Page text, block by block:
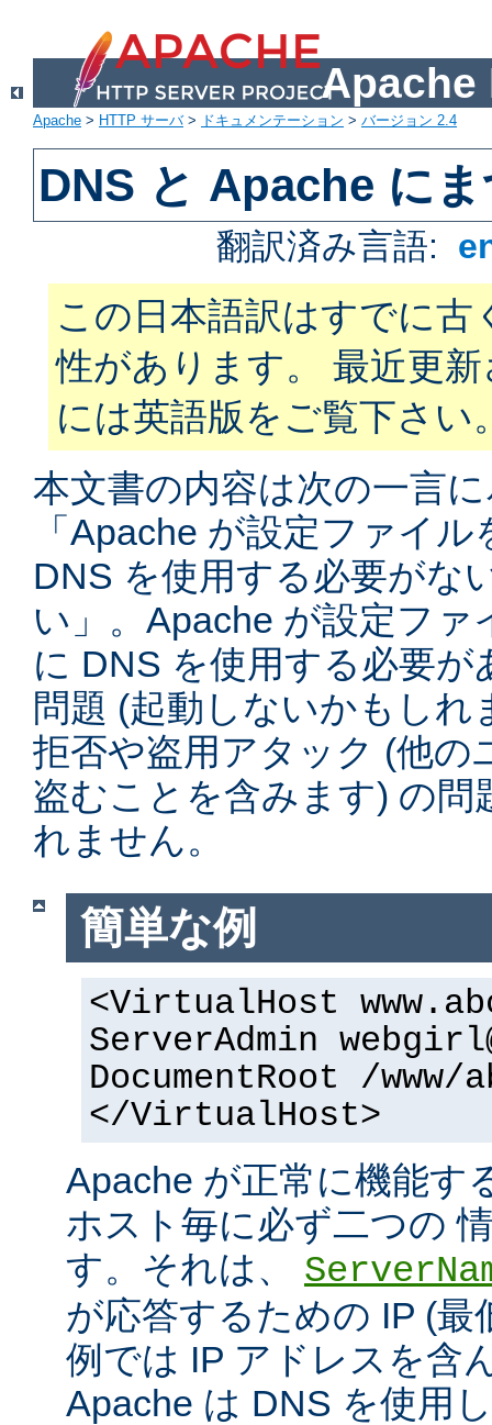
Apache
Apache > HTTP サーバ> ドキュメンテーション > バージョン 2.4
DNS と Apache に
翻訳済み言語:
この日本語訳はすでに古
性があります。 最近更
には英語版をご覧下さい
本文書の内容は次の一言
「Apache が設定ファイ
DNS を使用する必要がな
い」。Apache が設定フ
に DNS を使用する必要が
問題 (起動しないかもしれ
拒否や盗用アタック (他の
盗むことを含みます) の問
れません。
簡単な例
<VirtualHost
ServerAdmin
DocumentRoot /www/
</VirtualHost>
Apache が正常に機能す
ホスト毎に必ず二つの
す。それは、
が応答するための IP (最
例では IP アドレスを含
Apache は DNS を使用